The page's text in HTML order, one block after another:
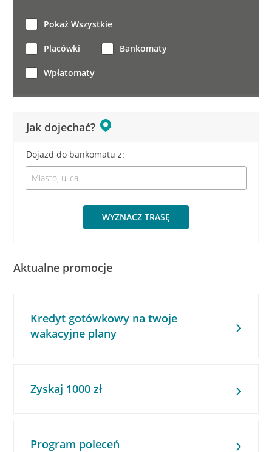
Jak dojechać?
Dojazd do bankomatu z:
WYZNACZ TRASĘ
Pokaż Wszystkie
Placówki Bankomaty
Wpłatomaty
Aktualne promocje
Kredyt gotówkowy na twoje
wakacyjne plany
Zyskaj 1000 zł
Program poleceń